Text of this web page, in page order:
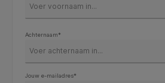
Achternaam*
Jouw e-mailadres*